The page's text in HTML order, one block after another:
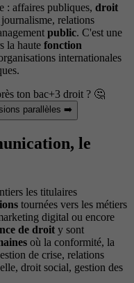
: affaires publiques, droit
relations
public. C'est une
la haute fonction
internationales
ton bac+3 droit ? 🤔
parallèles ➡️
le
les titulaires
tournées vers les métiers
digital ou encore
de droit y sont
où la conformité, la
de crise, relations
droit social, gestion des